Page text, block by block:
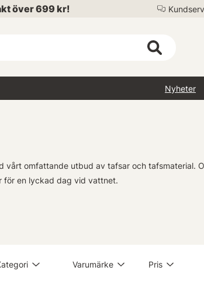
över 699 kr!
Nyheter
vårt omfattande utbud av tafsar och tafsmaterial.
för en lyckad dag vid vattnet.
oavsett erfarenhetsnivå.
inför din nästa spännande utflykt till vattnet!
Varumärke Pris